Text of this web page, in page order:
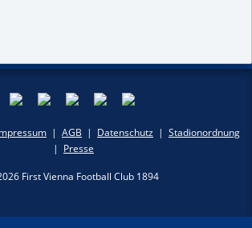
| AGB | Datenschutz | Stadionordnung
| Presse
First Vienna Football Club 1894